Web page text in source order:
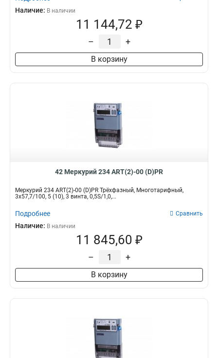
Наличие: В наличии
11 144,72 ₽
– +
В корзину
42 Меркурий 234 ART(2)-00 (D)PR
Меркурий 234 ART(2)-00 (D)PR Трёхфазный, Многотарифный,
3x57,7/100, 5 (10), 3 винта, 0,5S/1,0,...
Подробнее Сравнить
Наличие: В наличии
11 845,60 ₽
– +
В корзину